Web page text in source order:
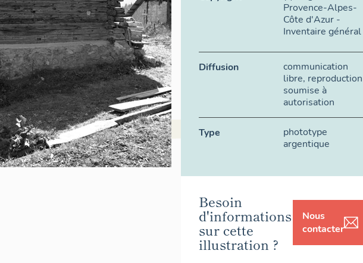
Provence-Alpes-
Côte d'Azur -
Inventaire général
Diffusion
communication
libre, reproduction
soumise à
autorisation
Type
phototype
argentique
Besoin
d'informations
sur cette
illustration ?
Nous
contacter